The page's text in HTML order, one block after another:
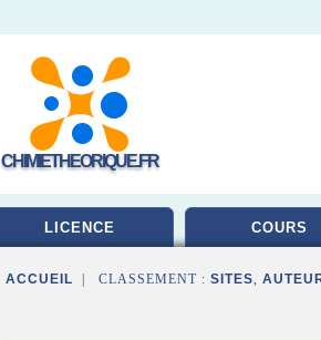
CHIMIETHEORIQUE.FR
LICENCE COURS
ACCUEIL | CLASSEMENT : SITES,